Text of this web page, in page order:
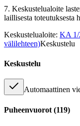
7. Keskustelualoite
laillisesta toteutuksesta
Keskustelualoite: KA 1/
välilehteen)Keskustelu
Keskustelu
Automaattinen
Puheenvuorot (119)